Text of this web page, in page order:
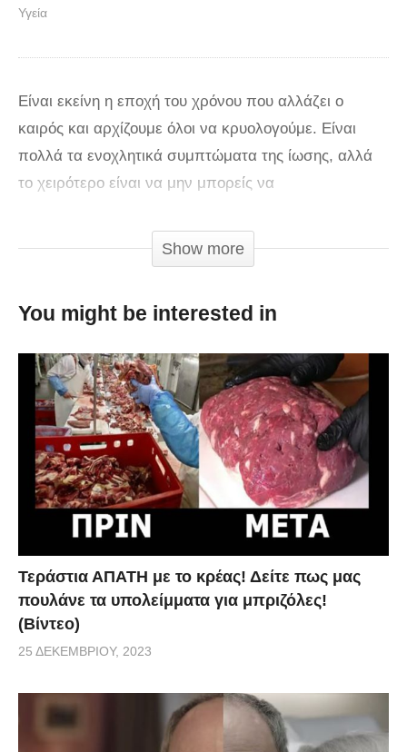
Υγεία
Είναι εκείνη η εποχή του χρόνου που αλλάζει ο
καιρός και αρχίζουμε όλοι να κρυολογούμε. Είναι
πολλά τα ενοχλητικά συμπτώματα της ίωσης, αλλά
το χειρότερο είναι να μην μπορείς να
της μύτης. Ανεξάρτητα του πόσες φορές τη φυσήξτε,
απλά δεν ανοίγει με τίποτα. Κοκκινίζει από το πολύ
μπορείτε να αναπνεύσετε σωστά.
Δυσκολεύεστε στον ύπνο και γενικότερα είναι πολύ
κουραστικό. Στο βίντεο, βλέπουμε δύο λύσεις που
μπορούν να ανοίξουν τη μύτη σας μέσα σε 2
λεπτά. Στη πρώτη πρέπει να ακουμπήσετε με τη
γλώσσα σας το πίσω μέρος των μπροστινών
δοντιών και να χτυπήσετε ελαφρά ανάμεσα από τα
φρύδια σας. Στη δεύτερη άσκηση πρέπει να
κρατήσετε τη μύτη σας κλειστή και να πάρετε μια
βαθιά ανάσα. Δείτε το βίντεο και θα καταλάβετε.
via
Show more
You might be interested in
Τεράστια ΑΠΑΤΗ με το κρέας! Δείτε πως μας
πουλάνε τα υπολείμματα για μπριζόλες!
(Βίντεο)
25 ΔΕΚΕΜΒΡΊΟΥ, 2023